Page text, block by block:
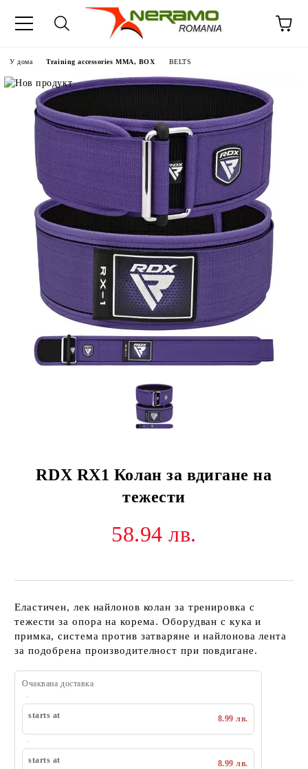
У дома Training accessories MMA, BOX BELTS
RDX RX1 Колан за вдигане на
тежести
58.94 лв.
Еластичен, лек найлонов колан за тренировка с
тежести за опора на корема. Оборудван с кука и
примка, система против затваряне и найлонова лента
за подобрена производителност при повдигане.
Очаквана доставка
starts at 8.99 лв.
starts at 8.99 лв.